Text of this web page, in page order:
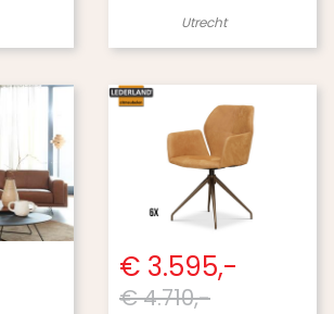
Utrecht
€ 3.595,-
€ 4.710,-